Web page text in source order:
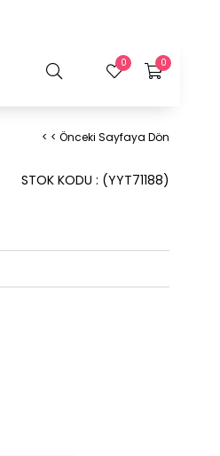
0
0
< < Önceki Sayfaya Dön
(YYT71188)
STOK KODU